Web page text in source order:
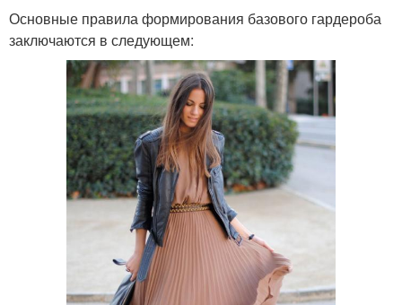
Основные правила формирования базового гардероба
заключаются в следующем: